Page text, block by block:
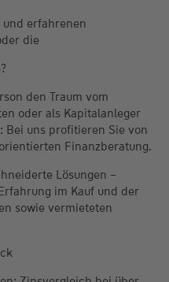
und erfahrenen
die
den Traum vom
oder als Kapitalanleger
Bei uns profitieren Sie von
Finanzberatung.
Lösungen –
im Kauf und der
sowie vermieteten